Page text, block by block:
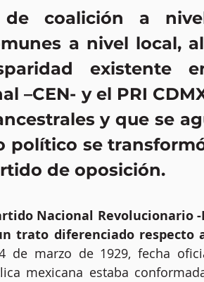
de coalición a
a nivel local,
existente
–CEN- y el PRI
y que se
político se
de oposición.
Nacional Revolucionario
trato diferenciado respecto
de marzo de 1929, fecha
mexicana estaba